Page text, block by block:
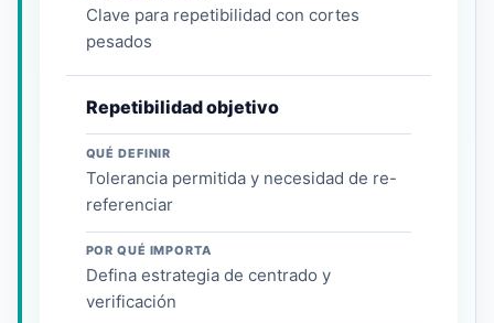
Clave para repetibilidad con cortes
pesados
Repetibilidad objetivo
QUÉ DEFINIR
Tolerancia permitida y necesidad de re-
referenciar
POR QUÉ IMPORTA
Defina estrategia de centrado y
verificación